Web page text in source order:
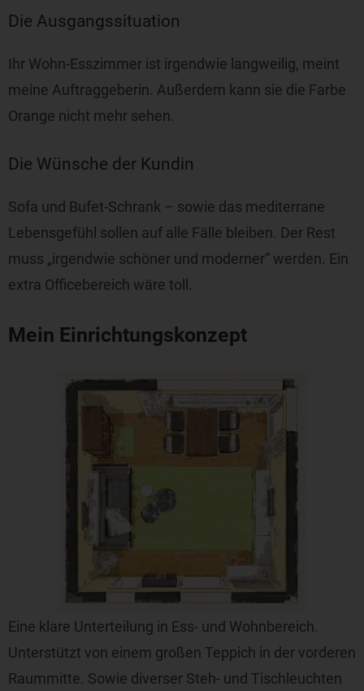
Die Ausgangssituation
Ihr Wohn-Esszimmer ist irgendwie langweilig, meint
meine Auftraggeberin. Außerdem kann sie die Farbe
Orange nicht mehr sehen.
Die Wünsche der Kundin
Sofa und Bufet-Schrank – sowie das mediterrane
Lebensgefühl sollen auf alle Fälle bleiben. Der Rest
muss „irgendwie schöner und moderner“ werden. Ein
extra Officebereich wäre toll.
Mein Einrichtungskonzept
Eine klare Unterteilung in Ess- und Wohnbereich.
Unterstützt von einem großen Teppich in der vorderen
Raummitte. Sowie diverser Steh- und Tischleuchten